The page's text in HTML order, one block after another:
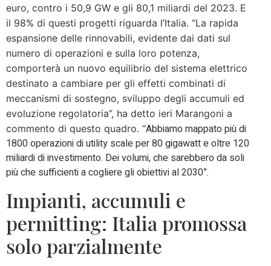
euro, contro i 50,9 GW e gli 80,1 miliardi del 2023. E
il 98% di questi progetti riguarda l’Italia. “La rapida
espansione delle rinnovabili, evidente dai dati sul
numero di operazioni e sulla loro potenza,
comporterà un nuovo equilibrio del sistema elettrico
destinato a cambiare per gli effetti combinati di
meccanismi di sostegno, sviluppo degli accumuli ed
evoluzione regolatoria”, ha detto ieri Marangoni a
commento di questo quadro. “Abbiamo mappato più di
1800 operazioni di utility scale per 80 gigawatt e oltre 120
miliardi di investimento. Dei volumi, che sarebbero da soli
più che sufficienti a cogliere gli obiettivi al 2030”.
Impianti, accumuli e
permitting: Italia promossa
solo parzialmente